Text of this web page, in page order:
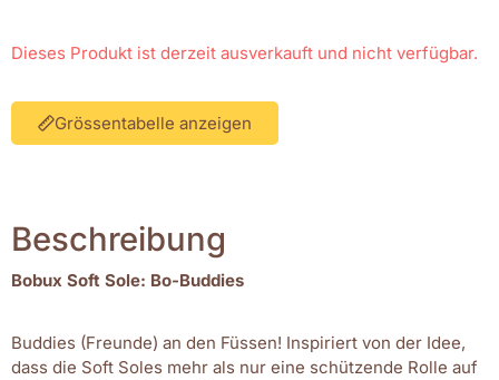
Dieses Produkt ist derzeit ausverkauft und nicht verfügbar.
Grössentabelle anzeigen
Beschreibung
Bobux Soft Sole: Bo-Buddies
Buddies (Freunde) an den Füssen! Inspiriert von der Idee,
dass die Soft Soles mehr als nur eine schützende Rolle auf